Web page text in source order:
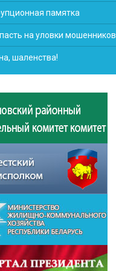
памятка
на уловки мошенников
шаленства!